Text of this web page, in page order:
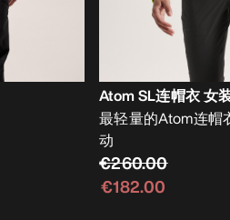
Atom SL连帽衣 女
最轻量的Atom连帽
动
€260.00
€182.00